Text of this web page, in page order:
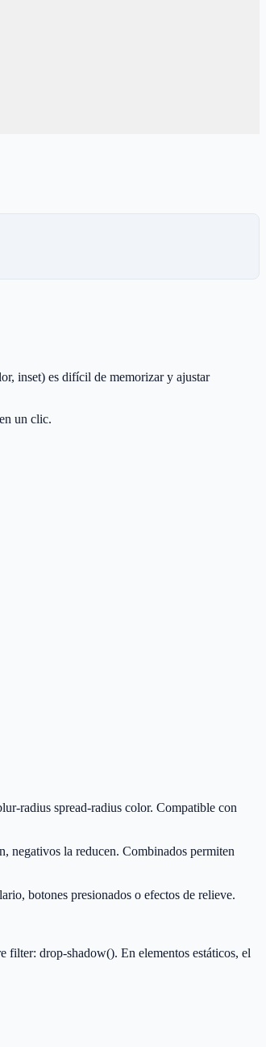
inset) es difícil de memorizar y ajustar
un clic.
radius spread-radius color. Compatible con
negativos la reducen. Combinados permiten
botones presionados o efectos de relieve.
filter: drop-shadow(). En elementos estáticos, el